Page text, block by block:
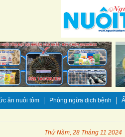
ăn nuôi tôm Phòng ngừa dịch bệnh
Thứ Năm, 28 Tháng 11 2024